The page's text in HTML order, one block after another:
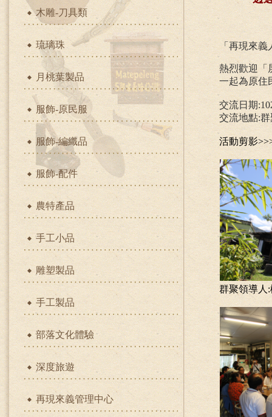
木雕-刀具類
琉璃珠
月桃葉製品
服飾-原民服
服飾-編織品
服飾-配件
農特產品
手工小品
雕塑製品
手工製品
部落文化體驗
深度旅遊
再現來義管理中心
~歡迎
「再現來義
熱烈歡迎「
一起為原住
交流日期
交流地點:
活動剪影
群聚領